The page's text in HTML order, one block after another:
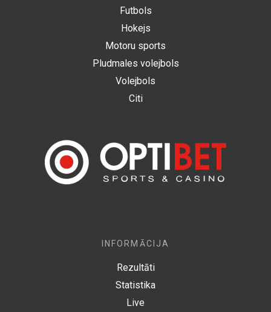
Futbols
Hokejs
Motoru sports
Pludmales volejbols
Volejbols
Citi
INFORMĀCIJA
Rezultāti
Statistika
Live